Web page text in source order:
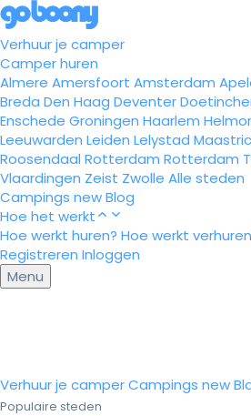
Verhuur je camper
Camper huren
Almere Amersfoort Amsterdam
Breda Den Haag Deventer
Enschede Groningen Haarlem
Leeuwarden Leiden Lelystad
Roosendaal Rotterdam Rotterdam
Vlaardingen Zeist Zwolle Alle steden
Campings newBlog
Hoe het werkt
Hoe werkt huren? Hoe werkt
Registreren Inloggen
Menu
Verhuur je camperCampings new
Populaire steden